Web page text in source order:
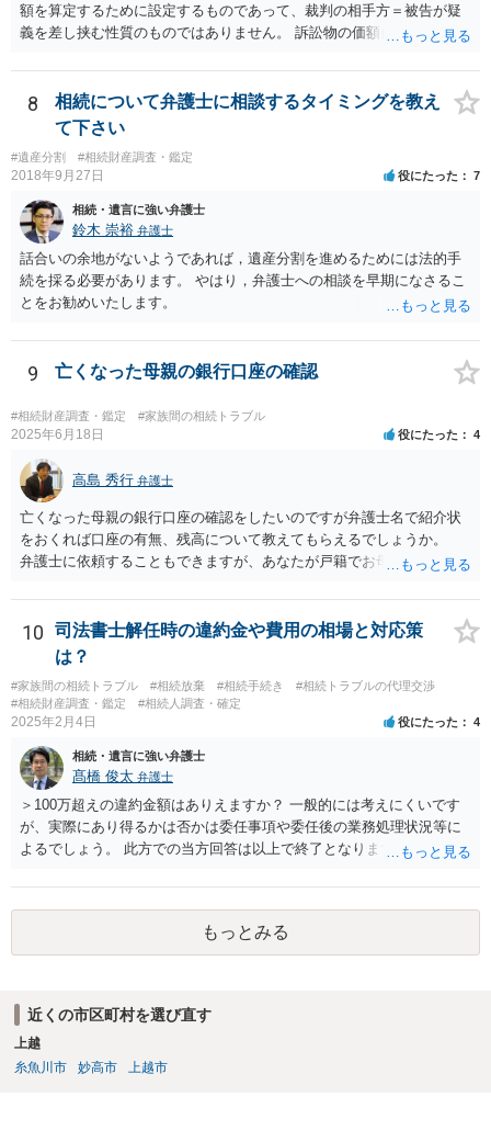
額を算定するために設定するものであって、裁判の相手方＝被告が疑
義を差し挟む性質のものではありません。 訴訟物の価額自体が裁判の
したとしても、変更されることはありません。
8
相続について弁護士に相談するタイミングを教え
て下さい
#遺産分割 #相続財産調査・鑑定
2018年9月27日 役にたった 7
相続・遺言に強い弁護士
鈴木 崇裕 弁護士
話合いの余地がないようであれば，遺産分割を進めるためには法的手
続を採る必要があります。 やはり，弁護士への相談を早期になさるこ
とをお勧めいたします。
9 亡くなった母親の銀行口座の確認
#相続財産調査・鑑定 #家族間の相続トラブル
2025年6月18日 役にたった 4
高島 秀行 弁護士
亡くなった母親の銀行口座の確認をしたいのですが弁護士名で紹介状
をおくれば口座の有無、残高について教えてもらえるでしょうか。
弁護士に依頼することもできますが、あなたが戸籍でお母さんの相続
高は教えてくれると思います。 自分ではよくわからないということ
であれば、弁護士に相談し依頼されたら良いと思います。
10
司法書士解任時の違約金や費用の相場と対応策
は？
#家族間の相続トラブル #相続放棄 #相続手続き
#相続トラブルの代理交渉
#相続財産調査・鑑定
#相続人調査・確定
2025年2月4日 役にたった 4
相続・遺言に強い弁護士
髙橋 俊太 弁護士
＞100万超えの違約金額はありえますか？ 一般的には考えにくいです
が、実際にあり得るかは否かは委任事項や委任後の業務処理状況等に
よるでしょう。 此方での当方回答は以上で終了となりますが、参考に
もっとみる
近くの市区町村を選び直す
上越
糸魚川市
妙高市 上越市